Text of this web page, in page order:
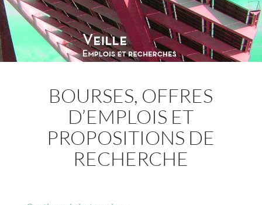
BOURSES, OFFRES
D’EMPLOIS ET
PROPOSITIONS DE
RECHERCHE